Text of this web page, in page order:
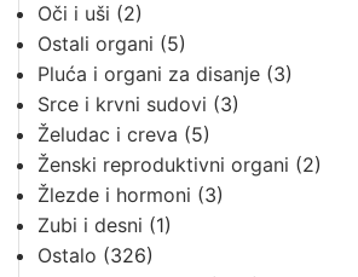
Oči i uši (2)
Ostali organi (5)
Pluća i organi za disanje (3)
Srce i krvni sudovi (3)
Želudac i creva (5)
Ženski reproduktivni organi (2)
Žlezde i hormoni (3)
Zubi i desni (1)
Ostalo (326)